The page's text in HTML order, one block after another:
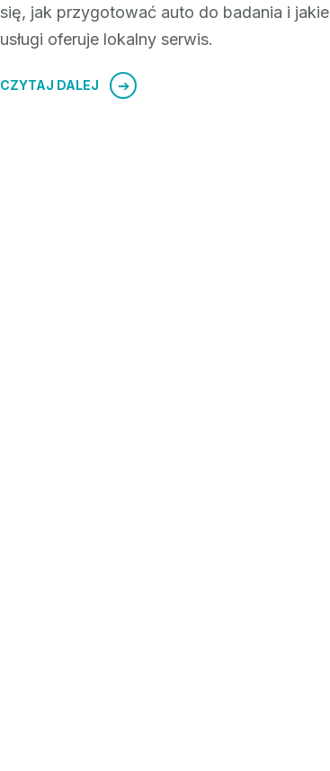
się, jak przygotować auto do badania i jakie
usługi oferuje lokalny serwis.
CZYTAJ DALEJ